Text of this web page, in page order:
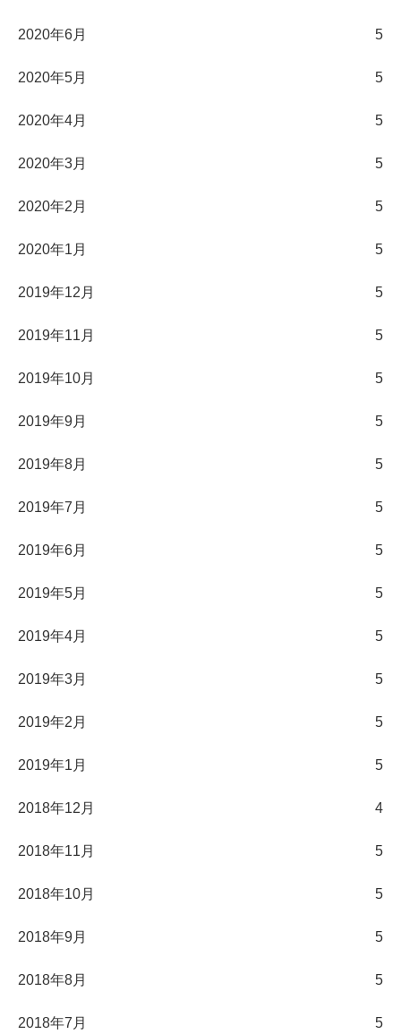
2020年6月 5
2020年5月 5
2020年4月 5
2020年3月 5
2020年2月 5
2020年1月 5
2019年12月 5
2019年11月 5
2019年10月 5
2019年9月 5
2019年8月 5
2019年7月 5
2019年6月 5
2019年5月 5
2019年4月 5
2019年3月 5
2019年2月 5
2019年1月 5
2018年12月 4
2018年11月 5
2018年10月 5
2018年9月 5
2018年8月 5
2018年7月 5